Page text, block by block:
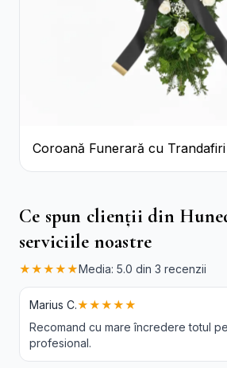
Coroană Funerară cu
Crini
Ce spun clienții din
serviciile noastre
★★★★★Media: 5.0 din 3 recenzii
Marius C.★★★★★
Recomand cu mare încredere totul
profesional.